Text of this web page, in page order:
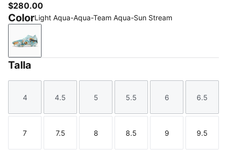
$280.00
ColorLight Aqua-Aqua-Team Aqua-Sun Stream
Light Aqua-Aqua-Team Aqua-Sun Stream
Talla
Talla
4
Talla
4.5
Talla
5
Talla
5.5
Talla
6
Talla
6.5
Talla
7
Talla
7.5
Talla
8
Talla
8.5
Talla
9
Talla
9.5